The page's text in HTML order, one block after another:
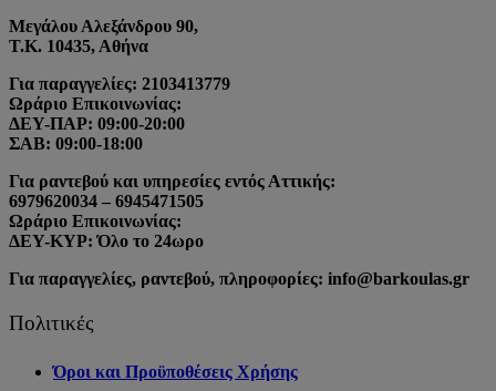
Μεγάλου Αλεξάνδρου 90,
Τ.Κ. 10435, Αθήνα
Για παραγγελίες: 2103413779
Ωράριο Επικοινωνίας:
ΔΕΥ-ΠΑΡ: 09:00-20:00
ΣΑΒ: 09:00-18:00
Για ραντεβού και υπηρεσίες εντός Αττικής:
6979620034 – 6945471505
Ωράριο Επικοινωνίας:
ΔΕΥ-ΚΥΡ: Όλο το 24ωρο
Για παραγγελίες, ραντεβού, πληροφορίες: info@barkoulas.gr
Πολιτικές
Όροι και Προϋποθέσεις Χρήσης